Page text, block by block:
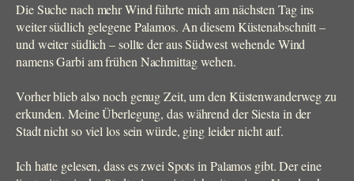
Die Suche nach mehr Wind führte mich am nächsten Tag ins
weiter südlich gelegene Palamos. An diesem Küstenabschnitt –
und weiter südlich – sollte der aus Südwest wehende Wind
namens Garbi am frühen Nachmittag wehen.
Vorher blieb also noch genug Zeit, um den Küstenwanderweg zu
erkunden. Meine Überlegung, das während der Siesta in der
Stadt nicht so viel los sein würde, ging leider nicht auf.
Ich hatte gelesen, dass es zwei Spots in Palamos gibt. Der eine